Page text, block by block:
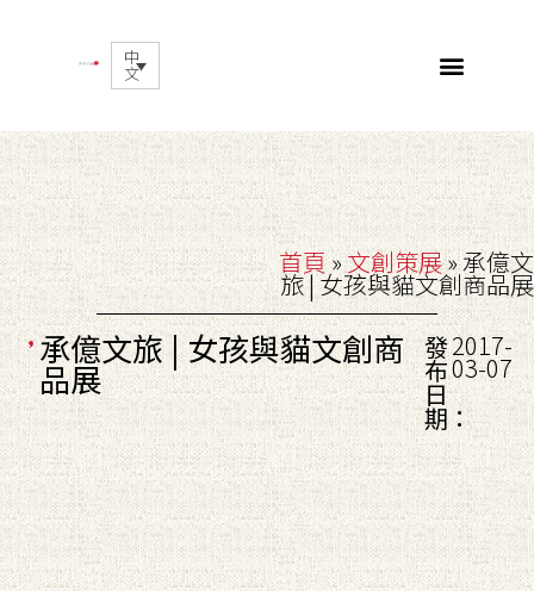
中
文
首頁»文創策展»承億文
旅 | 女孩與貓文創商品展
承億文旅 | 女孩與貓文創商
品展
發
布
日
期：
2017-
03-07